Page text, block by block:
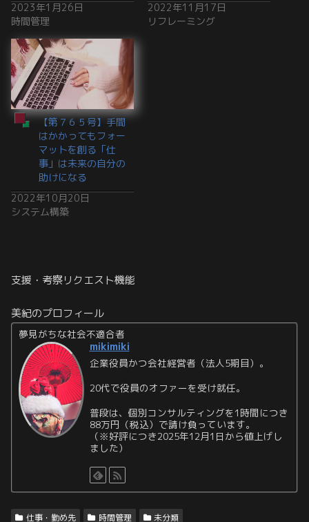
2023年1月26日
時間管理
2022年11月17日
リフレーミング
【第７６５号】手間
はかかってもフォー
マットを創る「仕
事」は未来の自分の
助けになる
2022年10月20日
システム構築
支援・考察リクエスト機能
美紀のプロフィール
夢見がちな社会不適合者
mikimiki
企業役員かつ会社経営者（法人5期目）。
20代で役員のオファーを受け就任。
普段は、個別コンサルティングを1時間につき
88万円（税込）で請け負っています。
（※好評につき2025年12月1日から値上げし
ました）
仕事・勤め先 時間管理 未分類